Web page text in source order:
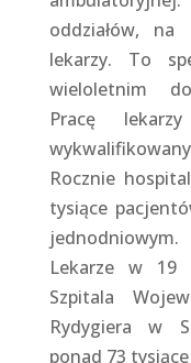
oddziałów,
lekarzy. To
wieloletnim
Pracę
Rocznie
tysiące
jednodniowym.
Lekarze w 19
Szpitala
Rydygiera w
ponad 73